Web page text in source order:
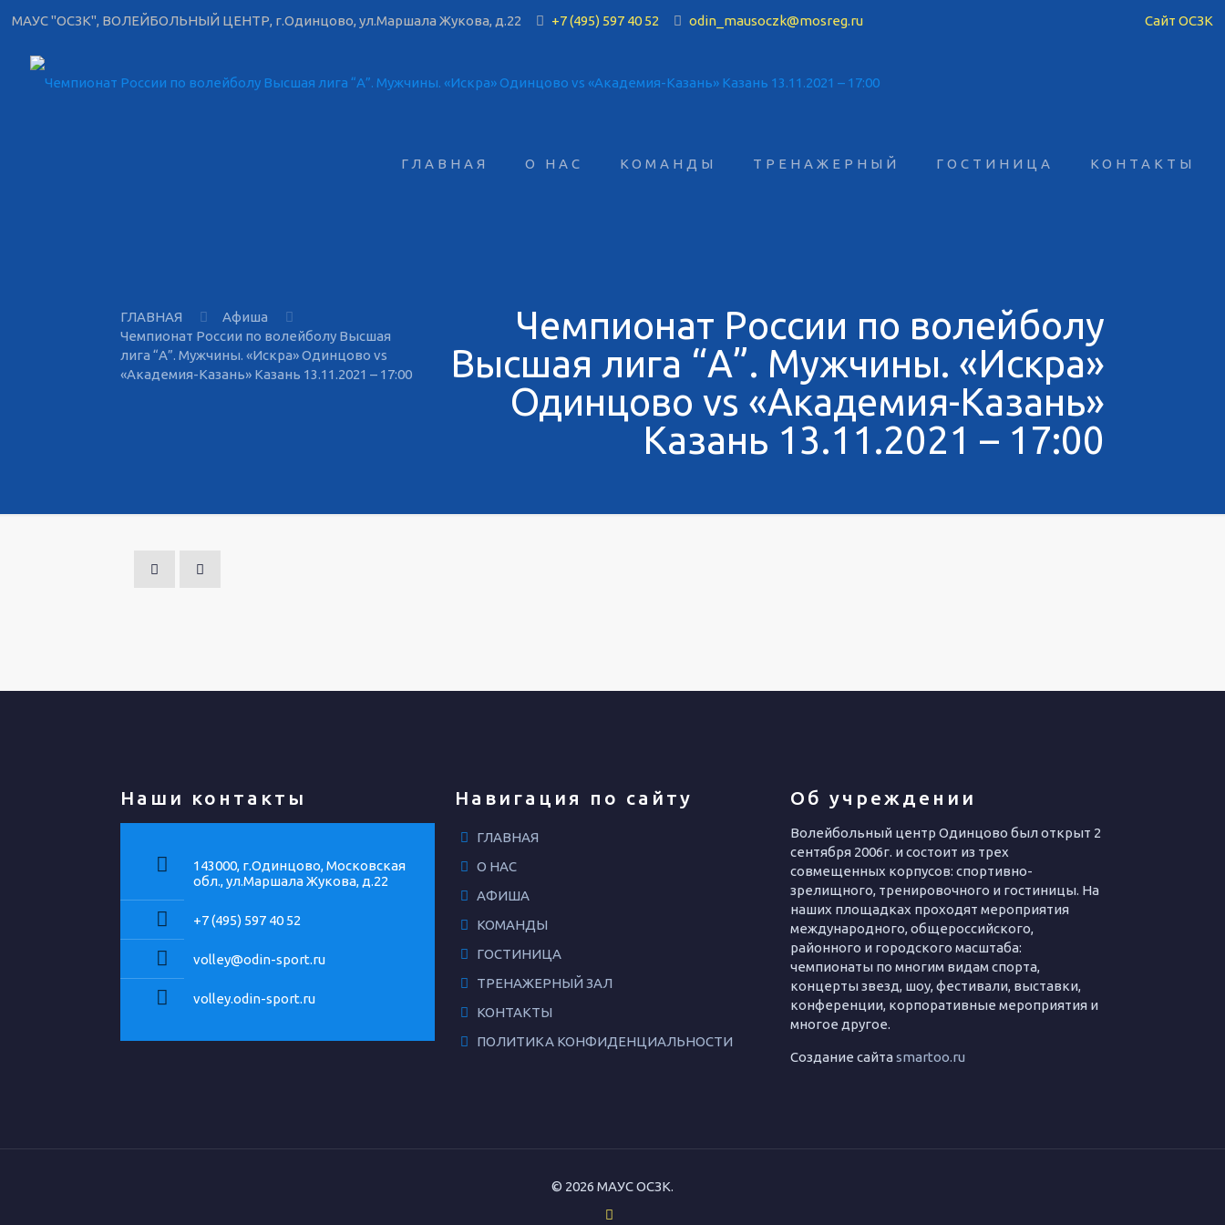
МАУС "ОСЗК", ВОЛЕЙБОЛЬНЫЙ ЦЕНТР, г.Одинцово, ул.Маршала Жукова, д.22 +7 (495) 597 40 52 odin_mausoczk@mosreg.ru Сайт ОСЗК
ГЛАВНАЯ О НАС КОМАНДЫ ТРЕНАЖЕРНЫЙ ГОСТИНИЦА КОНТАКТЫ
Чемпионат России по волейболу
Высшая лига “А”. Мужчины. «Искра»
Одинцово vs «Академия-Казань»
Казань 13.11.2021 – 17:00
ГЛАВНАЯ
Афиша
Чемпионат России по волейболу Высшая
лига “А”. Мужчины. «Искра» Одинцово vs
«Академия-Казань» Казань 13.11.2021 – 17:00
Наши контакты
143000, г.Одинцово, Московская
обл., ул.Маршала Жукова, д.22
+7 (495) 597 40 52
volley@odin-sport.ru
volley.odin-sport.ru
Навигация по сайту
ГЛАВНАЯ
О НАС
АФИША
КОМАНДЫ
ГОСТИНИЦА
ТРЕНАЖЕРНЫЙ ЗАЛ
КОНТАКТЫ
ПОЛИТИКА КОНФИДЕНЦИАЛЬНОСТИ
Об учреждении
Волейбольный центр Одинцово был открыт 2
сентября 2006г. и состоит из трех
совмещенных корпусов: спортивно-
зрелищного, тренировочного и гостиницы. На
наших площадках проходят мероприятия
международного, общероссийского,
районного и городского масштаба:
чемпионаты по многим видам спорта,
концерты звезд, шоу, фестивали, выставки,
конференции, корпоративные мероприятия и
многое другое.
Создание сайтаsmartoo.ru
© 2026 МАУС ОСЗК.